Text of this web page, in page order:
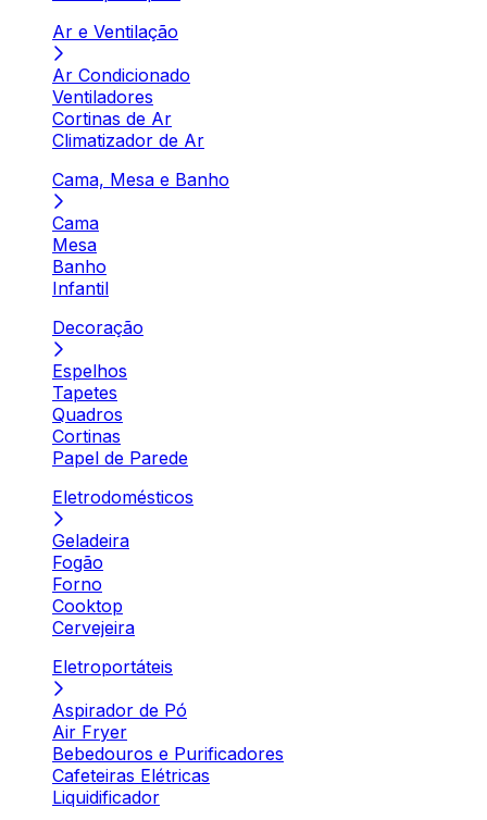
Ar e Ventilação
Ar Condicionado
Ventiladores
Cortinas de Ar
Climatizador de Ar
Cama, Mesa e Banho
Cama
Mesa
Banho
Infantil
Decoração
Espelhos
Tapetes
Quadros
Cortinas
Papel de Parede
Eletrodomésticos
Geladeira
Fogão
Forno
Cooktop
Cervejeira
Eletroportáteis
Aspirador de Pó
Air Fryer
Bebedouros e Purificadores
Cafeteiras Elétricas
Liquidificador